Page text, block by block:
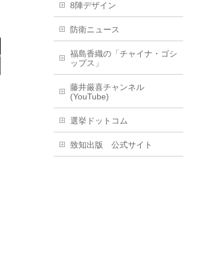
8陣デザイン
防衛ニュース
福島香織の「チャイナ・ゴシ
ップス」
藤井厳喜チャンネル
(YouTube)
選挙ドットコム
致知出版 公式サイト